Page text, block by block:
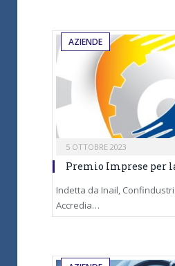
AZIENDE
5 OTTOBRE 2023
Premio Imprese per
Indetta da Inail,
Accredia…